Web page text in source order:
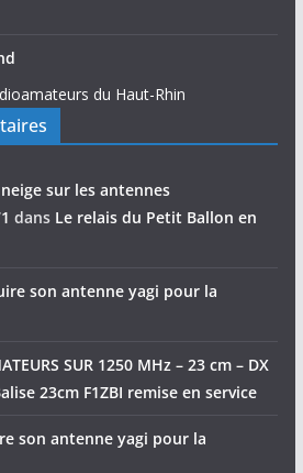
du Haut-Rhin
sur les antennes
dans Le relais du Petit Ballon en
son antenne yagi pour la
SUR 1250 MHz – 23 cm – DX
23cm F1ZBI remise en service
son antenne yagi pour la